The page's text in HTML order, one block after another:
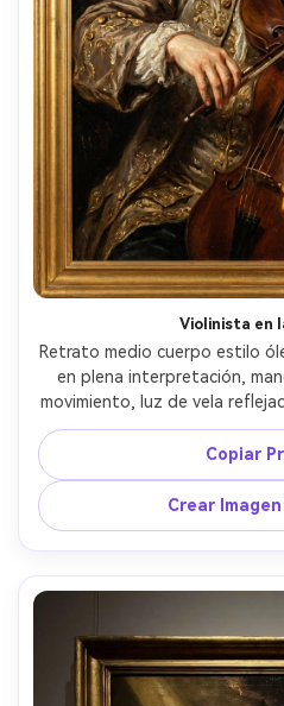
Violinista en
Retrato medio cuerpo estilo
en plena interpretación,
movimiento, luz de vela
fondo dramático de
cálidos, rostro expresivo,
ánimo teatral, calidad de
85mm, poca
Copiar
Crear